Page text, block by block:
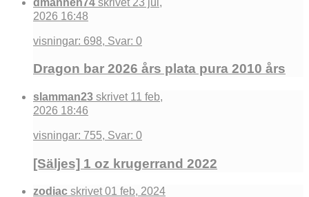
2026 16:48
visningar: 698, Svar: 0
Dragon bar 2026 års plata pura 2010 års
slamman23 skrivet 11 feb,
2026 18:46
visningar: 755, Svar: 0
[Säljes] 1 oz krugerrand 2022
zodiac skrivet 01 feb, 2024